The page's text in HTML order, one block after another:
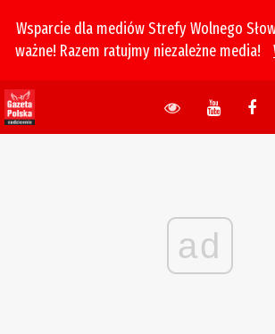
Wsparcie dla mediów Strefy Wolnego
ważne! Razem ratujmy niezależne media!
ad